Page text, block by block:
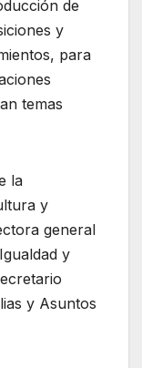
de
y
para
temas
la
y
general
y
y Asuntos